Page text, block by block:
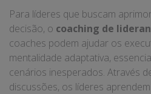
Para líderes que buscam
decisão, o coaching de
coaches podem ajudar os
mentalidade adaptativa,
cenários inesperados. Através
discussões, os líderes